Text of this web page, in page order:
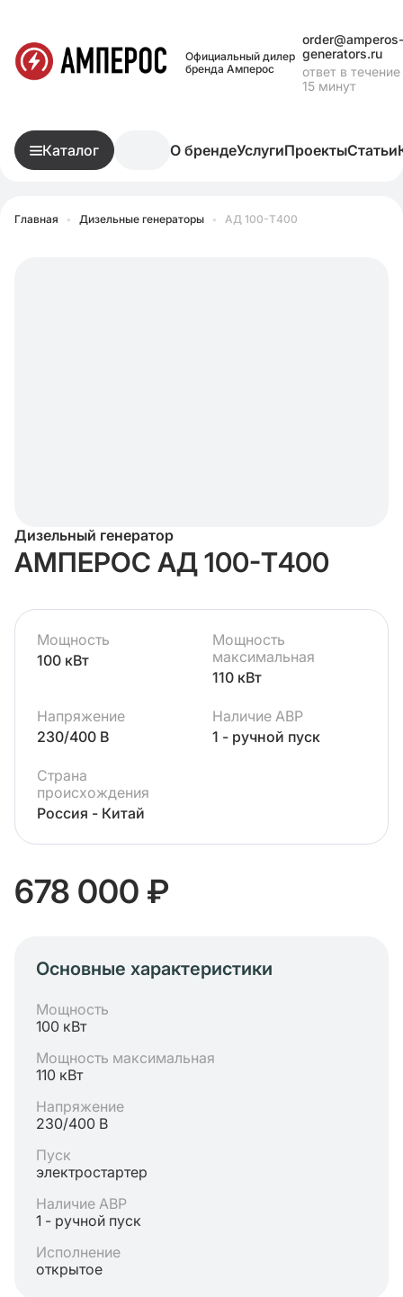
Официальный дилер
бренда Амперос
order@amperos-
generators.ru
ответ в течение
15 минут
Каталог О брендеУслугиПроектыСтатьи
Главная • Дизельные генераторы • АД 100-Т400
Дизельный генератор
АМПЕРОС АД 100-Т400
Мощность
100 кВт
Мощность
максимальная
110 кВт
Напряжение
230/400 В
Наличие АВР
1 - ручной пуск
Страна
происхождения
Россия - Китай
678 000 ₽
Основные характеристики
Мощность
100 кВт
Мощность максимальная
110 кВт
Напряжение
230/400 В
Пуск
электростартер
Наличие АВР
1 - ручной пуск
Исполнение
открытое